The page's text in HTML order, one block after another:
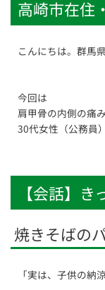
高崎市在住
こんにちは。群馬
今回は
肩甲骨の内側の痛
30代女性（公務員
【会話】
焼きそばの
「実は、子供の納